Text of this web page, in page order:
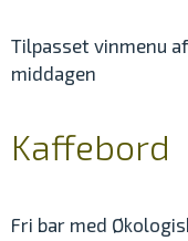
Tilpasset vinmenu
middagen
Kaffebord
Fri bar med